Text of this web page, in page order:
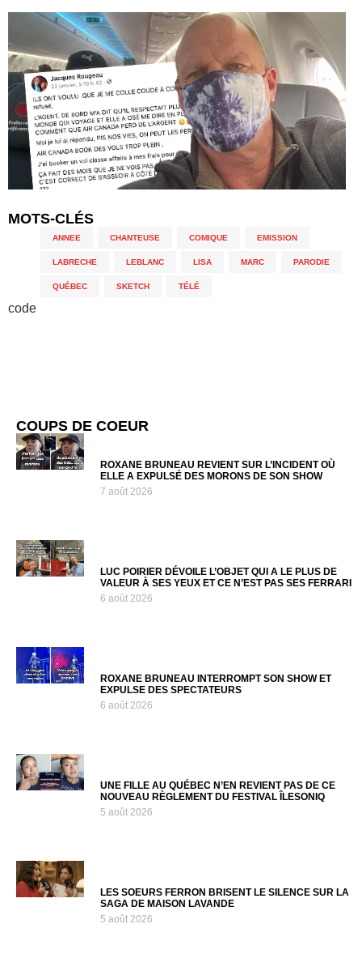
MOTS-CLÉS
ANNEE CHANTEUSE COMIQUE EMISSION
LABRECHE LEBLANC LISA MARC PARODIE
QUÉBEC SKETCH TÉLÉ
code
COUPS DE COEUR
ROXANE BRUNEAU REVIENT SUR L’INCIDENT OÙ
ELLE A EXPULSÉ DES MORONS DE SON SHOW
7 août 2026
LUC POIRIER DÉVOILE L’OBJET QUI A LE PLUS DE
VALEUR À SES YEUX ET CE N’EST PAS SES FERRARI
6 août 2026
ROXANE BRUNEAU INTERROMPT SON SHOW ET
EXPULSE DES SPECTATEURS
6 août 2026
UNE FILLE AU QUÉBEC N’EN REVIENT PAS DE CE
NOUVEAU RÈGLEMENT DU FESTIVAL ÎLESONIQ
5 août 2026
LES SOEURS FERRON BRISENT LE SILENCE SUR LA
SAGA DE MAISON LAVANDE
5 août 2026